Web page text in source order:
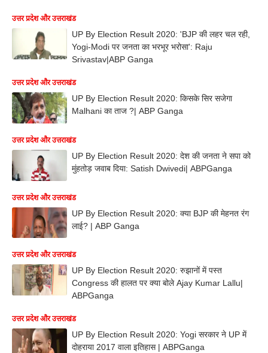
उत्तर प्रदेश और उत्तराखंड
UP By Election Result 2020: 'BJP की लहर चल रही,
Yogi-Modi पर जनता का भरभूर भरोसा': Raju
Srivastav|ABP Ganga
उत्तर प्रदेश और उत्तराखंड
UP By Election Result 2020: किसके सिर सजेगा
Malhani का ताज ?| ABP Ganga
उत्तर प्रदेश और उत्तराखंड
UP By Election Result 2020: देश की जनता ने सपा को
मुंहतोड़ जवाब दिया: Satish Dwivedi| ABPGanga
उत्तर प्रदेश और उत्तराखंड
UP By Election Result 2020: क्या BJP की मेहनत रंग
लाई? | ABP Ganga
उत्तर प्रदेश और उत्तराखंड
UP By Election Result 2020: रुझानों में पस्त
Congress की हालत पर क्या बोले Ajay Kumar Lallu|
ABPGanga
उत्तर प्रदेश और उत्तराखंड
UP By Election Result 2020: Yogi सरकार ने UP में
दोहराया 2017 वाला इतिहास | ABPGanga